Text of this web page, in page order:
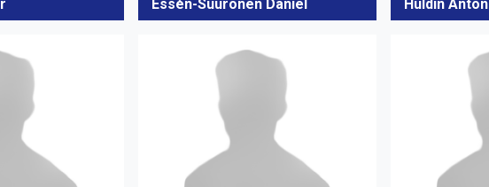
Essén-Suuronen Daniel Huldin Anton